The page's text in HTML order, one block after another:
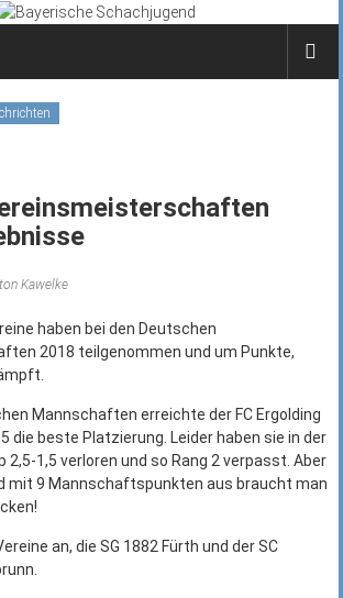
Kawelke
haben bei den Deutschen
2018 teilgenommen und um Punkte,
Mannschaften erreichte der FC Ergolding
die beste Platzierung. Leider haben sie in der
2,5-1,5 verloren und so Rang 2 verpasst. Aber
mit 9 Mannschaftspunkten aus braucht man
an, die SG 1882 Fürth und der SC